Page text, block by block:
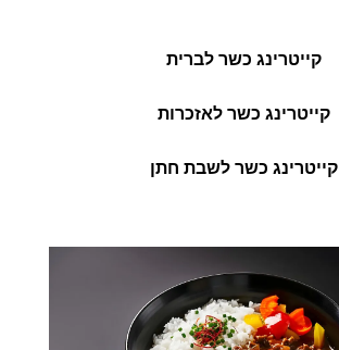
קייטרינג כשר לברית
קייטרינג כשר לאזכרות
קייטרינג כשר לשבת חתן